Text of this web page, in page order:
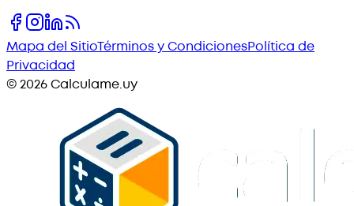
Mapa del SitioTérminos y CondicionesPolítica de
Privacidad
©2026Calculame.uy